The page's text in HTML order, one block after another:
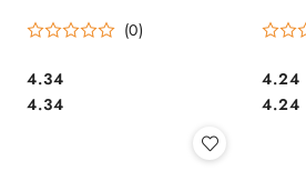
(0)
Cena:
4.34
Cena:
4.34
Cena:
4.24
Cena:
4.24